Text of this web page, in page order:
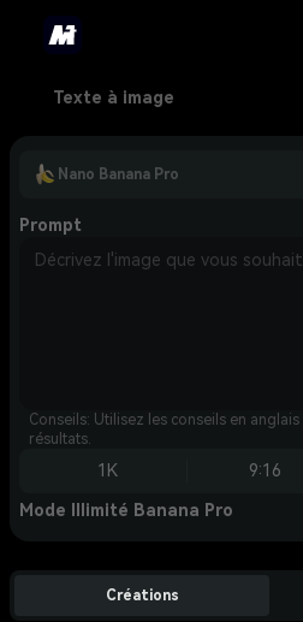
Texte à image
Nano Banana Pro
Prompt
Conseils: Utilisez les conseils en
résultats.
1K 9:16
Mode Illimité Banana Pro
Créations